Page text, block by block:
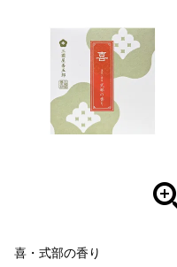
喜・式部の香り